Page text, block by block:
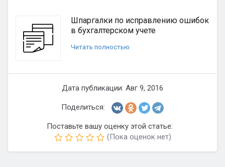
Шпаргалки по исправлению ошибок
в бухгалтерском учете
Читать полностью
Дата публикации: Авг 9, 2016
Поделиться:
Поставьте вашу оценку этой статье:
(Пока оценок нет)